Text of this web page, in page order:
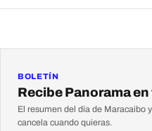
BOLETÍN
Recibe Panorama
El resumen del día de Maracaibo
cancela cuando quieras.